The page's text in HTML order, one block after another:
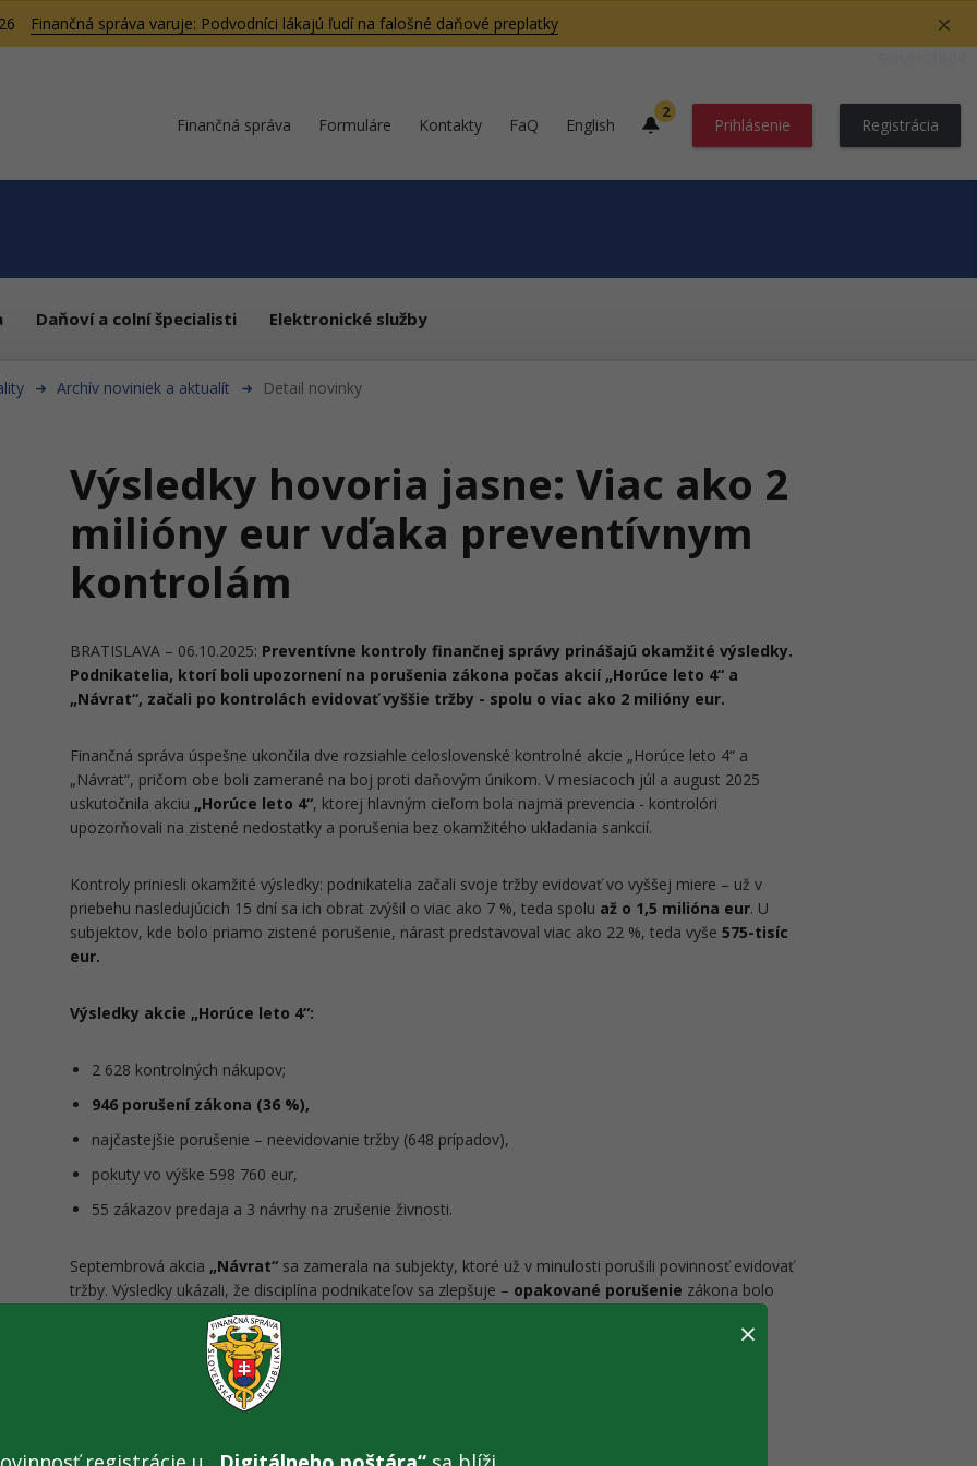
Finančná správa varuje: Podvodníci lákajú ľudí na falošné daňové preplatky
Finančná správa Formuláre Kontakty FaQ English
2
Prihlásenie Registrácia
Daňoví a colní špecialisti Elektronické služby
Archív noviniek a aktualít Detail novinky
Výsledky hovoria jasne: Viac ako 2
milióny eur vďaka preventívnym
kontrolám
BRATISLAVA – 06.10.2025: Preventívne kontroly finančnej správy prinášajú okamžité výsledky.
Podnikatelia, ktorí boli upozornení na porušenia zákona počas akcií „Horúce leto 4“ a
„Návrat“, začali po kontrolách evidovať vyššie tržby - spolu o viac ako 2 milióny eur.
Finančná správa úspešne ukončila dve rozsiahle celoslovenské kontrolné akcie „Horúce leto 4“ a
„Návrat“, pričom obe boli zamerané na boj proti daňovým únikom. V mesiacoch júl a august 2025
uskutočnila akciu „Horúce leto 4“, ktorej hlavným cieľom bola najmä prevencia - kontrolóri
upozorňovali na zistené nedostatky a porušenia bez okamžitého ukladania sankcií.
Kontroly priniesli okamžité výsledky: podnikatelia začali svoje tržby evidovať vo vyššej miere – už v
priebehu nasledujúcich 15 dní sa ich obrat zvýšil o viac ako 7 %, teda spolu až o 1,5 milióna eur. U
subjektov, kde bolo priamo zistené porušenie, nárast predstavoval viac ako 22 %, teda vyše 575-tisíc
eur.
Výsledky akcie „Horúce leto 4“:
2 628 kontrolných nákupov;
946 porušení zákona (36 %),
najčastejšie porušenie – neevidovanie tržby (648 prípadov),
pokuty vo výške 598 760 eur,
55 zákazov predaja a 3 návrhy na zrušenie živnosti.
Septembrová akcia „Návrat“ sa zamerala na subjekty, ktoré už v minulosti porušili povinnosť evidovať
tržby. Výsledky ukázali, že disciplína podnikateľov sa zlepšuje – opakované porušenie zákona bolo
u šestinykontrolovaných.
Výsledky akcie „Návrat“ :
×